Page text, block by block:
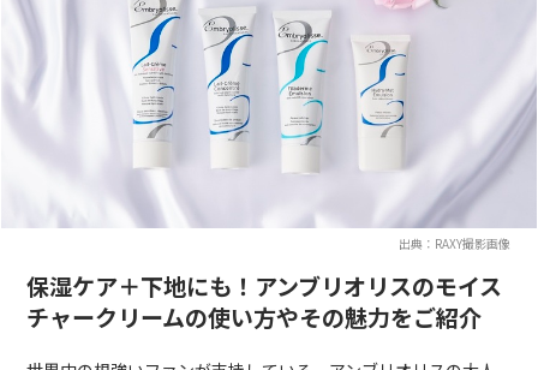
出典：RAXY撮影画像
保湿ケア＋下地にも！アンブリオリスのモイス
チャークリームの使い方やその魅力をご紹介